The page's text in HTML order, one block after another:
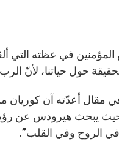
المؤمنين في عظته التي
حول حياتنا، لأنّ
في مقال أعدّته آن
حيث يبحث هيرودس عن
الروح وفي القلب”.